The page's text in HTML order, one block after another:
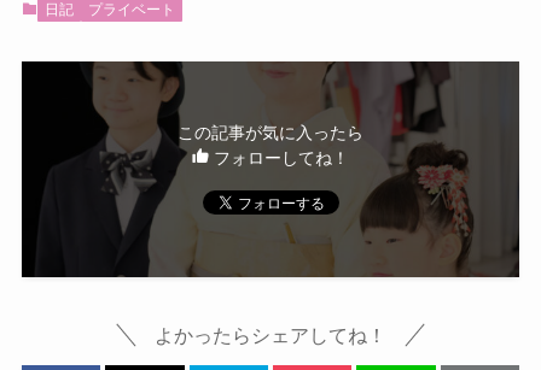
日記 プライベート
この記事が気に入ったら
フォローしてね！
よかったらシェアしてね！